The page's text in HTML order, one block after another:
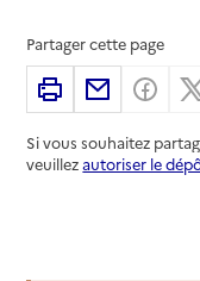
Partager cette page
ImprimerPartager
Si vous souhaitez
veuillezautoriser le